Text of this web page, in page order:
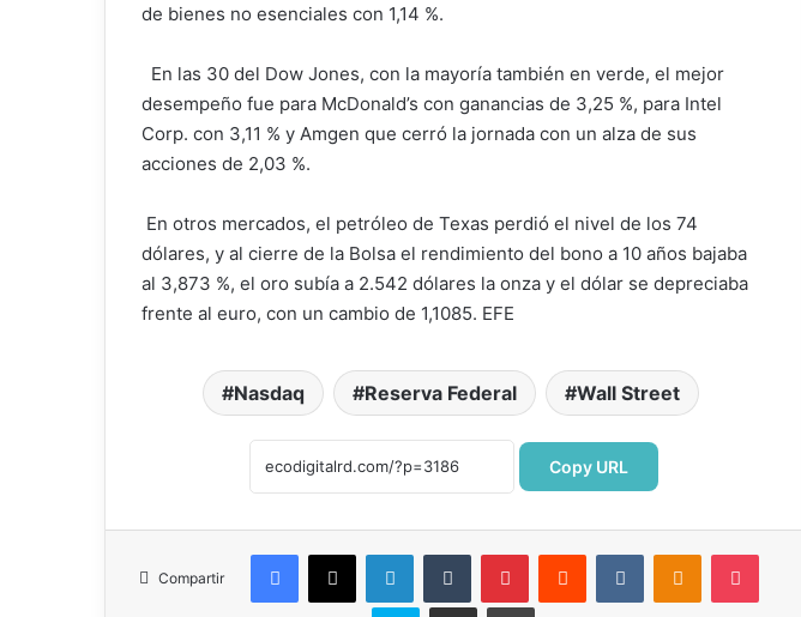
de bienes no esenciales con 1,14 %.
En las 30 del Dow Jones, con la mayoría también en verde, el mejor
desempeño fue para McDonald’s con ganancias de 3,25 %, para Intel
Corp. con 3,11 % y Amgen que cerró la jornada con un alza de sus
acciones de 2,03 %.
En otros mercados, el petróleo de Texas perdió el nivel de los 74
dólares, y al cierre de la Bolsa el rendimiento del bono a 10 años bajaba
al 3,873 %, el oro subía a 2.542 dólares la onza y el dólar se depreciaba
frente al euro, con un cambio de 1,1085. EFE
Nasdaq Reserva Federal Wall Street
Copy URL
Compartir
Facebook
X LinkedInTumblr PinterestReddit VKontakteOdnoklassniki
Pocket
Skype Compartir por correo electrónicoImprimir